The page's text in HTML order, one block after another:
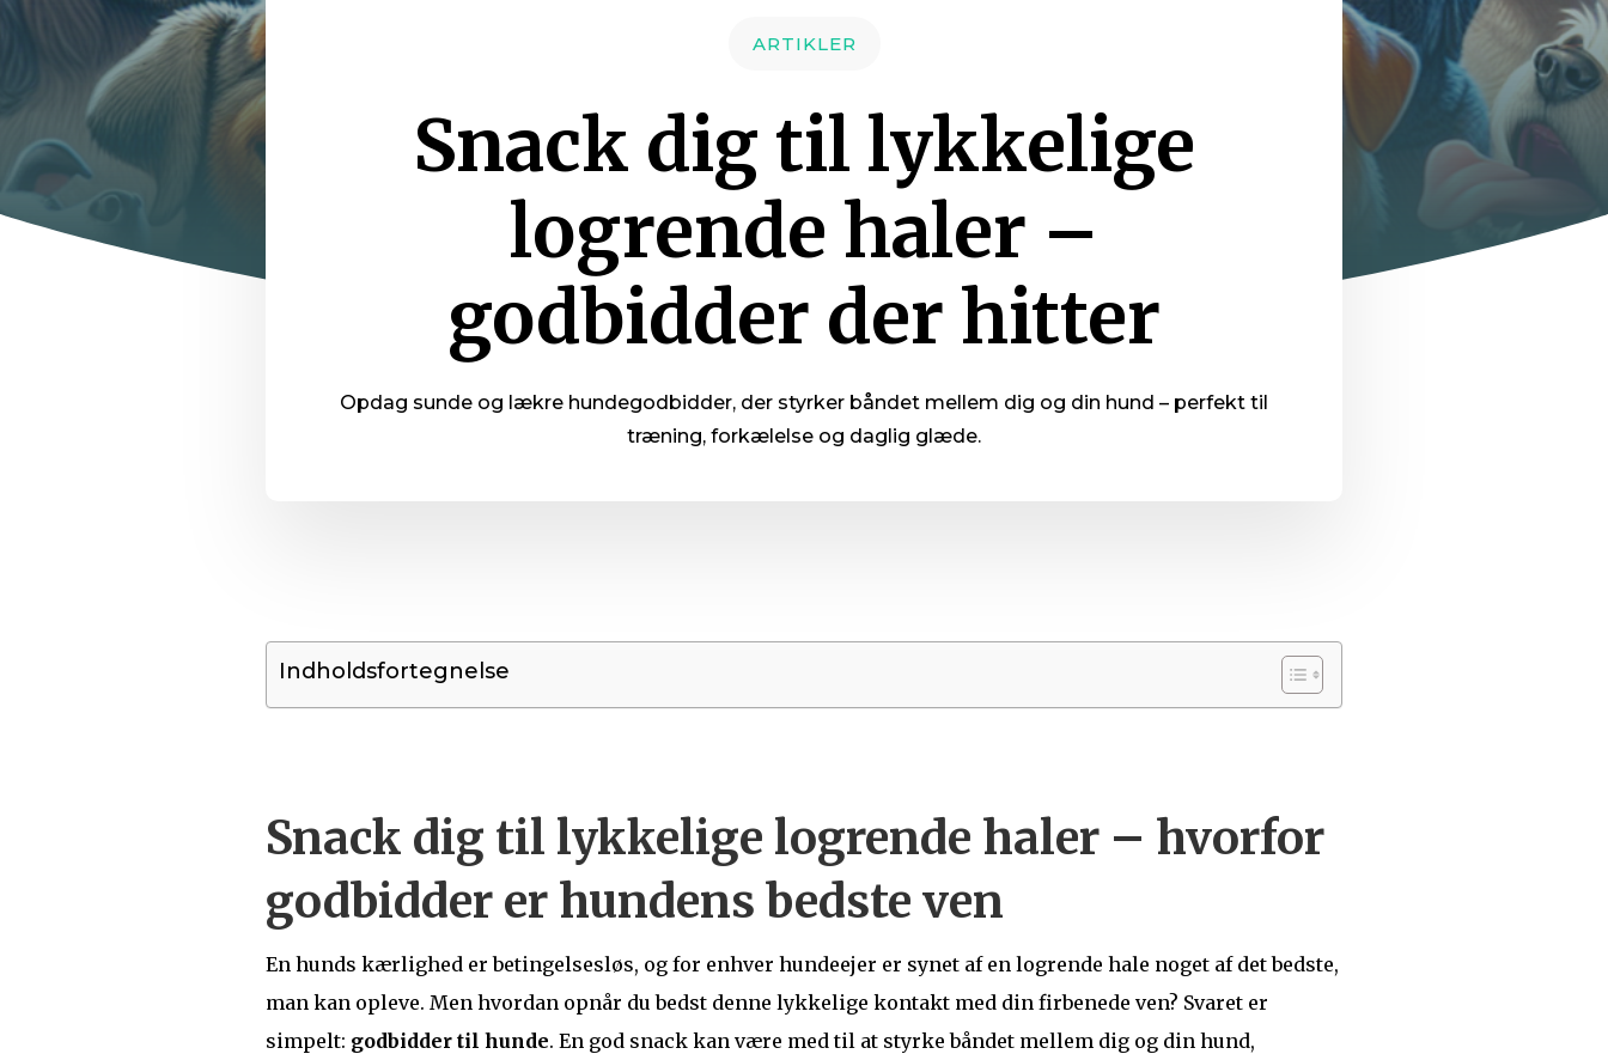
ARTIKLER
Snack dig til lykkelige
logrende haler –
godbidder der hitter
Opdag sunde og lækre hundegodbidder, der styrker båndet mellem dig og din hund – perfekt til
træning, forkælelse og daglig glæde.
Indholdsfortegnelse
Snack dig til lykkelige logrende haler – hvorfor
godbidder er hundens bedste ven
En hunds kærlighed er betingelsesløs, og for enhver hundeejer er synet af en logrende hale noget af det bedste,
man kan opleve. Men hvordan opnår du bedst denne lykkelige kontakt med din firbenede ven? Svaret er
simpelt: godbidder til hunde. En god snack kan være med til at styrke båndet mellem dig og din hund,